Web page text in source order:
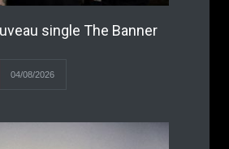
single The Banner
04/08/2026